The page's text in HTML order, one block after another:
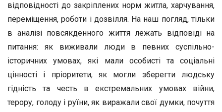
відповідності до закріплених норм житла, харчування,
переміщення, роботи і дозвілля. На наш погляд, тільки
в аналізі повсякденного життя лежать відповіді на
питання: як виживали люди в певних суспільно-
історичних умовах, які мали особисті та соціальні
цінності і пріоритети, як могли зберегти людську
гідність та честь в екстремальних умовах війни,
терору, голоду і руїни, як виражали свої думки, почуття